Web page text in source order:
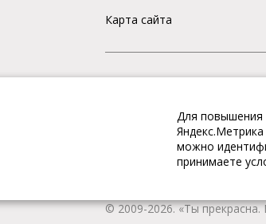
Карта сайта
Интернет магазин «Ты
одежду и обувь, Вы
качественную и стильную
наличии всегда имеется
© 2009-2026. «Ты
Для повышения
можно
принимаете